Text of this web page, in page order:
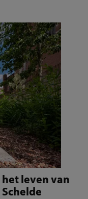
leven van